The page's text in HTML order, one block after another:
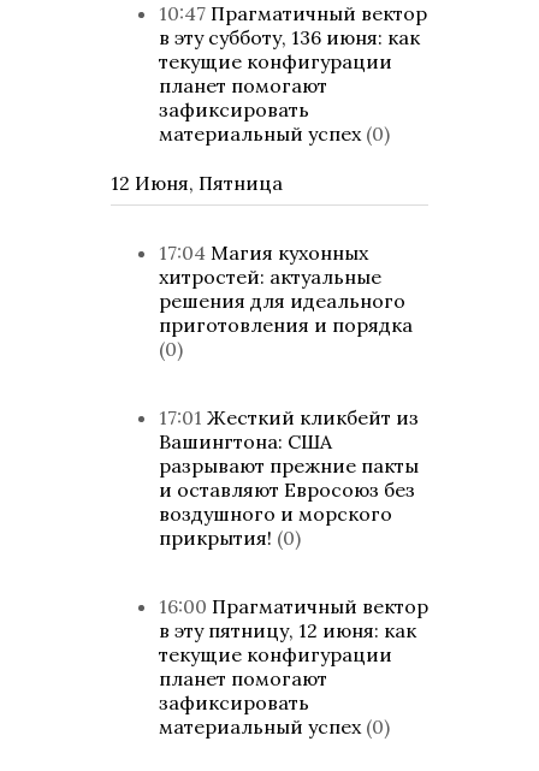
10:47 Прагматичный вектор
в эту субботу, 136 июня: как
текущие конфигурации
планет помогают
зафиксировать
материальный успех (0)
12 Июня, Пятница
17:04 Магия кухонных
хитростей: актуальные
решения для идеального
приготовления и порядка
(0)
17:01 Жесткий кликбейт из
Вашингтона: США
разрывают прежние пакты
и оставляют Евросоюз без
воздушного и морского
прикрытия! (0)
16:00 Прагматичный вектор
в эту пятницу, 12 июня: как
текущие конфигурации
планет помогают
зафиксировать
материальный успех (0)